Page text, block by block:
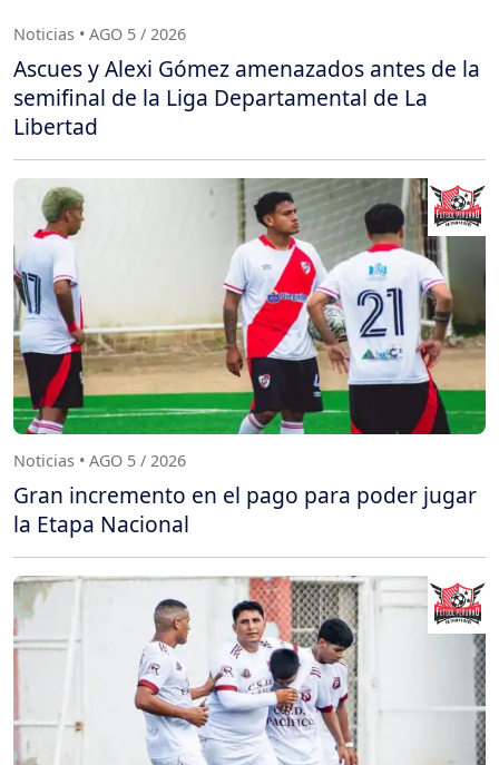
Noticias • AGO 5 / 2026
Ascues y Alexi Gómez amenazados antes de la
semifinal de la Liga Departamental de La
Libertad
Noticias • AGO 5 / 2026
Gran incremento en el pago para poder jugar
la Etapa Nacional